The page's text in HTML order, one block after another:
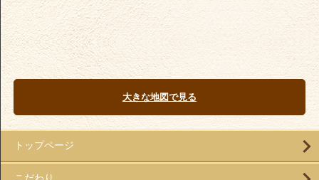
大きな地図で見る
トップページ